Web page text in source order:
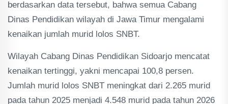
berdasarkan data tersebut, bahwa semua Cabang
Dinas Pendidikan wilayah di Jawa Timur mengalami
kenaikan jumlah murid lolos SNBT.
Wilayah Cabang Dinas Pendidikan Sidoarjo mencatat
kenaikan tertinggi, yakni mencapai 100,8 persen.
Jumlah murid lolos SNBT meningkat dari 2.265 murid
pada tahun 2025 menjadi 4.548 murid pada tahun 2026